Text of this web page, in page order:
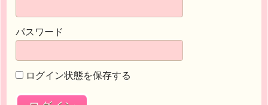
パスワード
ログイン状態を保存する